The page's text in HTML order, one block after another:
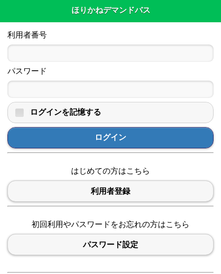
ほりかねデマンドバス
利用者番号
パスワード
ログインを記憶する
ログイン
はじめての方はこちら
利用者登録
初回利用やパスワードをお忘れの方はこちら
パスワード設定